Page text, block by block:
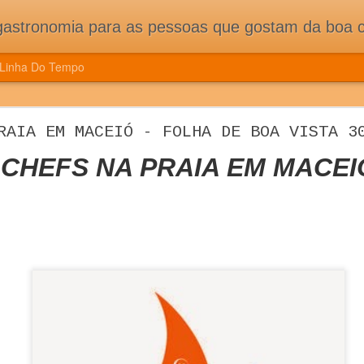
EM MACEIÓ - FOLHA DE BOA VISTA
CHEFS NA PRAIA EM
que gostam da boa cozinha. Dicas, receitas, notícias gastronômicas e viagens do Caburaí ao Chuí.
Linha Do Tempo
DE CONGRESSO MUNDIAL DE CIÊNCIA E
MUNDIAL DE CIÊNCIA E COZINHA TRAZ